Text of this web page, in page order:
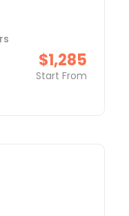
$1,285
Start From